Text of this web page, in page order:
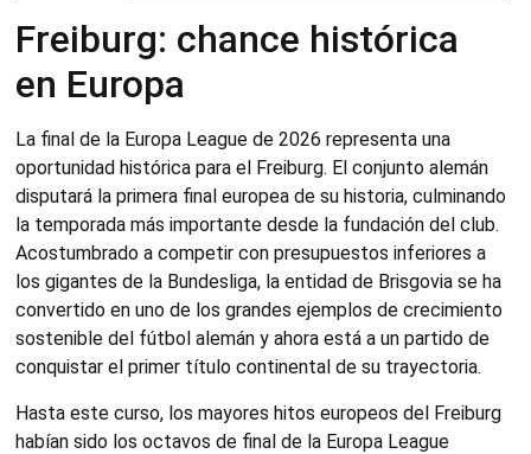
Freiburg: chance histórica
en Europa
La final de la Europa League de 2026 representa una
oportunidad histórica para el Freiburg. El conjunto alemán
disputará la primera final europea de su historia, culminando
la temporada más importante desde la fundación del club.
Acostumbrado a competir con presupuestos inferiores a
los gigantes de la Bundesliga, la entidad de Brisgovia se ha
convertido en uno de los grandes ejemplos de crecimiento
sostenible del fútbol alemán y ahora está a un partido de
conquistar el primer título continental de su trayectoria.
Hasta este curso, los mayores hitos europeos del Freiburg
habían sido los octavos de final de la Europa League